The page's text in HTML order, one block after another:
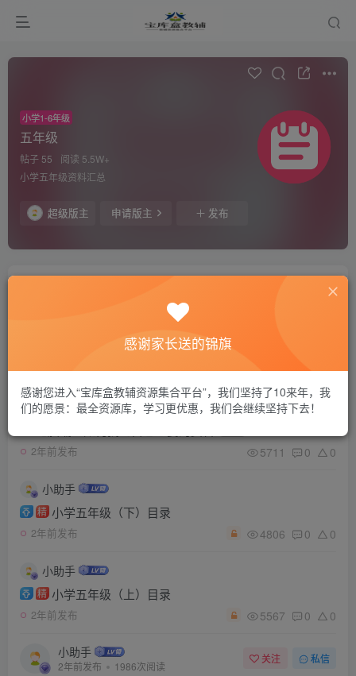
小学1-6年级
五年级
帖子 55
阅读 5.5W+
小学五年级资料汇总
超级版主 申请版主 发布
2026中考化学挑战系列专项训练
1个月前发布 ￥19.9 12 0 0
小助手
2年前发布 5711 0 0
小助手
精 小学五年级（下）目录
2年前发布 4806 0 0
小助手
精 小学五年级（上）目录
2年前发布 5567 0 0
小助手
2年前发布 1986次阅读
关注 私信
感谢家长送的锦旗
感谢您进入“宝库盒教辅资源集合平台”，我们坚持了10来年，我
们的愿景：最全资源库，学习更优惠，我们会继续坚持下去！